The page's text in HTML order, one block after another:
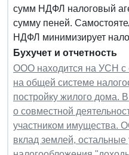
сумм НДФЛ налоговый
сумму пеней.
НДФЛ минимизирует
Бухучет и отчетность
ООО находится на УСН с
на общей системе
постройку жилого дома.
о совместной
участником имущества.
вклад землей,